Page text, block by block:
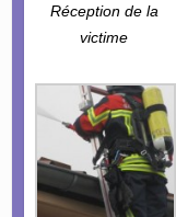
Réception de la
victime